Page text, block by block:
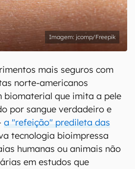
jcomp/Freepik
mais seguros com
norte-americanos
biomaterial que imita a pele
por sangue verdadeiro e
a "refeição" predileta das
tecnologia bioimpressa
humanas ou animais não
em estudos que